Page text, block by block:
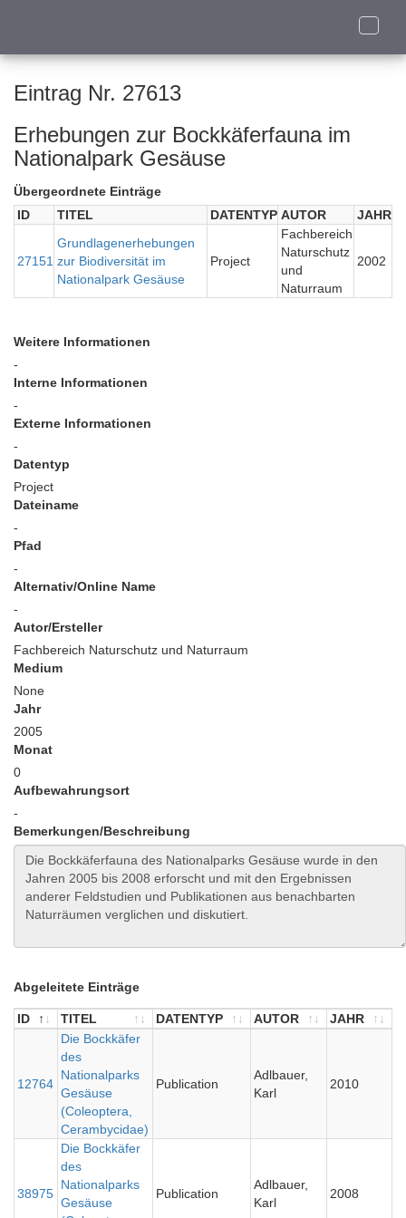
Toggle
Eintrag Nr. 27613
Erhebungen zur Bockkäferfauna im
Nationalpark Gesäuse
Übergeordnete Einträge
ID
TITEL DATENTYP AUTOR JAHR
27151
Grundlagenerhebungen
zur Biodiversität im
Nationalpark Gesäuse
Project
Fachbereich
Naturschutz
und
Naturraum
2002
Weitere Informationen
-
Interne Informationen
-
Externe Informationen
-
Datentyp
Project
Dateiname
-
Pfad
-
Alternativ/Online Name
-
Autor/Ersteller
Fachbereich Naturschutz und Naturraum
Medium
None
Jahr
2005
Monat
0
Aufbewahrungsort
-
Bemerkungen/Beschreibung
Abgeleitete Einträge
ID TITEL DATENTYP AUTOR
JAHR
TITEL
12764
Die Bockkäfer
des
Nationalparks
Gesäuse
(Coleoptera,
Cerambycidae)
Publication
Adlbauer,
Karl
2010
38975
Die Bockkäfer
des
Nationalparks
Gesäuse
Publication
Adlbauer,
Karl
2008